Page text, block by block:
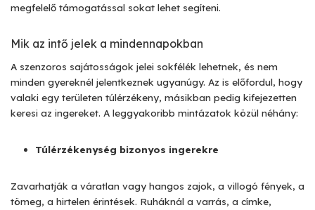
megfelelő támogatással sokat lehet segíteni.
Mik az intő jelek a mindennapokban
A szenzoros sajátosságok jelei sokfélék lehetnek, és nem
minden gyereknél jelentkeznek ugyanúgy. Az is előfordul, hogy
valaki egy területen túlérzékeny, másikban pedig kifejezetten
keresi az ingereket. A leggyakoribb mintázatok közül néhány:
Túlérzékenység bizonyos ingerekre
Zavarhatják a váratlan vagy hangos zajok, a villogó fények, a
tömeg, a hirtelen érintések. Ruháknál a varrás, a címke,